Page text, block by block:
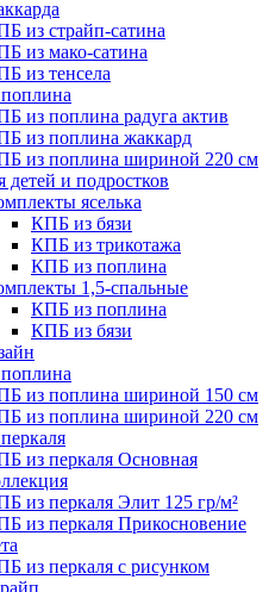
из страйп-сатина
из мако-сатина
из тенсела
из поплина радуга актив
из поплина жаккард
из поплина шириной 220 см
и подростков
яселька
КПБ из бязи
КПБ из трикотажа
КПБ из поплина
1,5-спальные
КПБ из поплина
КПБ из бязи
из поплина шириной 150 см
из поплина шириной 220 см
из перкаля Основная
из перкаля Элит 125 гр/м²
из перкаля Прикосновение
из перкаля с рисунком